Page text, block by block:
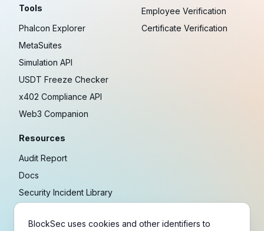
Tools
Phalcon Explorer
MetaSuites
Simulation API
USDT Freeze Checker
x402 Compliance API
Web3 Companion
Resources
Audit Report
Docs
Security Incident Library
Research
Employee Verification
Certificate Verification
BlockSec uses cookies and other identifiers to